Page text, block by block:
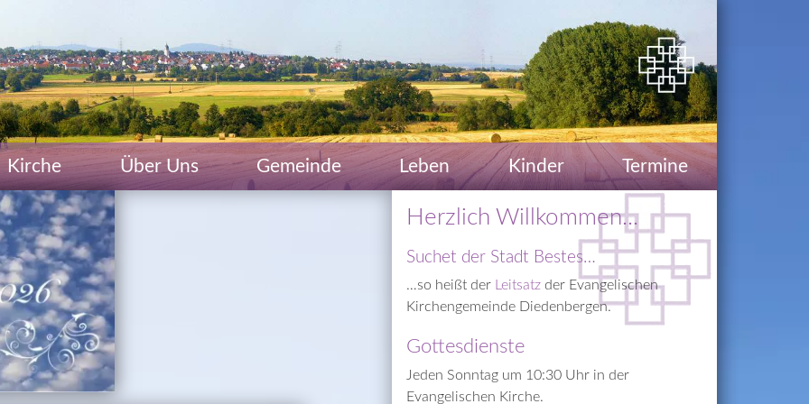
Kirche Über Uns Gemeinde Leben Kinder Termine
Herzlich Willkommen...
Suchet der Stadt Bestes…
…so heißt der Leitsatz der Evangelischen
Kirchengemeinde Diedenbergen.
Gottesdienste
Jeden Sonntag um 10:30 Uhr in der
Evangelischen Kirche.